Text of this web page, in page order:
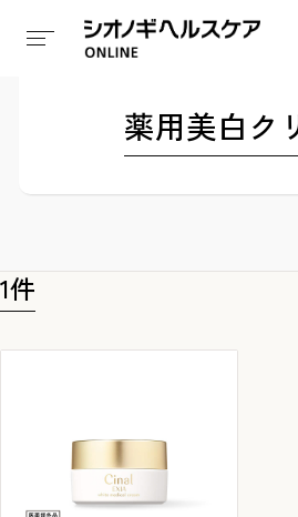
ログイン
症状から探す
薬用美白ク
1件
ホーム / 全ての商品 / 美容